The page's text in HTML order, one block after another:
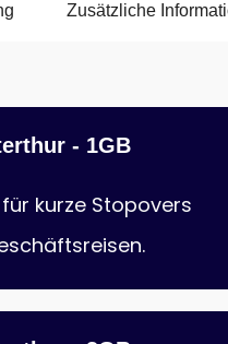
Zusätzliche
- 1GB
kurze Stopovers